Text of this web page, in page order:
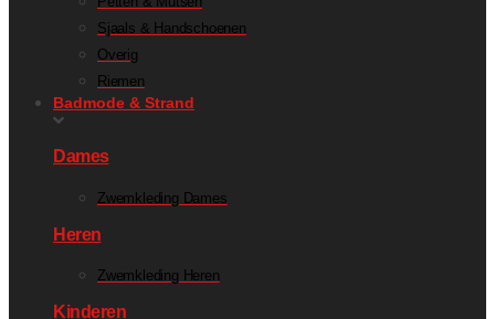
Sjaals & Handschoenen
Overig
Riemen
Badmode & Strand
Dames
Zwemkleding Dames
Heren
Zwemkleding Heren
Kinderen